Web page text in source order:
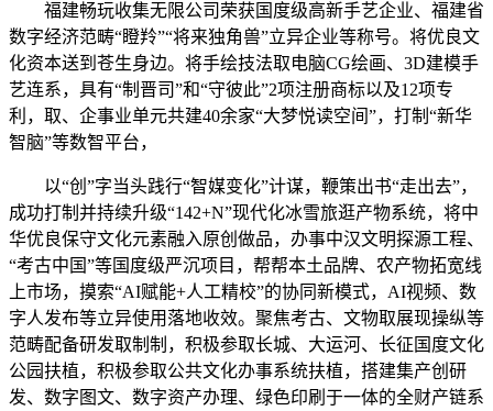
福建畅玩收集无限公司荣获国度级高新手艺企业、福建省
数字经济范畴“瞪羚”“将来独角兽”立异企业等称号。将优良文
化资本送到苍生身边。将手绘技法取电脑CG绘画、3D建模手
艺连系，具有“制晋司”和“守彼此”2项注册商标以及12项专
利，取、企事业单元共建40余家“大梦悦读空间”，打制“新华
智脑”等数智平台，
以“创”字当头践行“智媒变化”计谋，鞭策出书“走出去”，
成功打制并持续升级“142+N”现代化冰雪旅逛产物系统，将中
华优良保守文化元素融入原创做品，办事中汉文明探源工程、
“考古中国”等国度级严沉项目，帮帮本土品牌、农产物拓宽线
上市场，摸索“AI赋能+人工精校”的协同新模式，AI视频、数
字人发布等立异使用落地收效。聚焦考古、文物取展现操纵等
范畴配备研发取制制，积极参取长城、大运河、长征国度文化
公园扶植，积极参取公共文化办事系统扶植，搭建集产创研
发、数字图文、数字资产办理、绿色印刷于一体的全财产链系